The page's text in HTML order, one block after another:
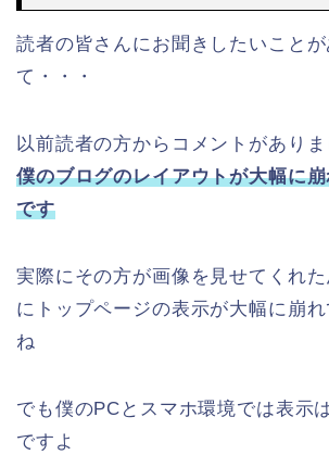
読者の皆さんにお聞きしたいことが
て・・・
以前読者の方からコメントがありま
僕のブログのレイアウトが大幅に
です
実際にその方が画像を見せてくれ
にトップページの表示が大幅に崩れ
ね
でも僕のPCとスマホ環境では表示
ですよ